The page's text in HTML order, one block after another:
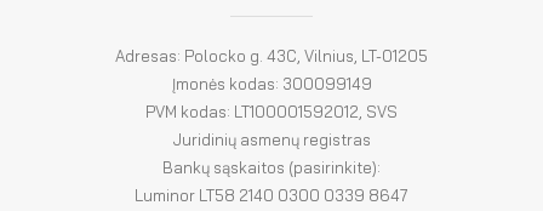
Adresas: Polocko g. 43C, Vilnius, LT-01205
Įmonės kodas: 300099149
PVM kodas: LT100001592012, SVS
Juridinių asmenų registras
Bankų sąskaitos (pasirinkite):
Luminor LT58 2140 0300 0339 8647